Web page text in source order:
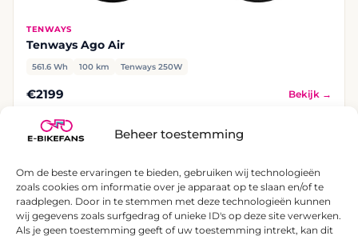
Beheer toestemming
Om de beste ervaringen te bieden, gebruiken wij technologieën
zoals cookies om informatie over je apparaat op te slaan en/of te
raadplegen. Door in te stemmen met deze technologieën kunnen
wij gegevens zoals surfgedrag of unieke ID's op deze site verwerken.
Als je geen toestemming geeft of uw toestemming intrekt, kan dit
TENWAYS
Tenways Ago Air
561.6 Wh 100 km Tenways 250W
€2199 Bekijk →